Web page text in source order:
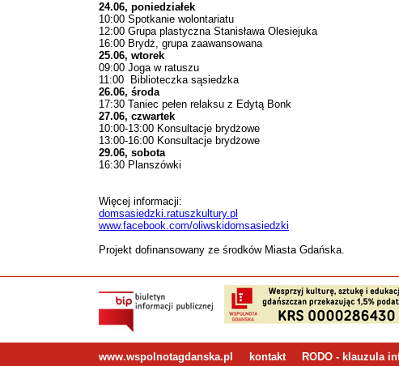
24.06, poniedziałek
10:00 Spotkanie wolontariatu
12:00 Grupa plastyczna Stanisława Olesiejuka
16:00 Brydż, grupa zaawansowana
25.06, wtorek
09:00 Joga w ratuszu
11:00 Biblioteczka sąsiedzka
26.06, środa
17:30 Taniec pełen relaksu z Edytą Bonk
27.06, czwartek
10:00-13:00 Konsultacje brydżowe
13:00-16:00 Konsultacje brydżowe
29.06, sobota
16:30 Planszówki
Więcej informacji:
domsasiedzki.ratuszkultury.pl
www.facebook.com/oliwskidomsasiedzki
Projekt dofinansowany ze środków Miasta Gdańska.
www.wspolnotagdanska.pl kontakt RODO - klauzula